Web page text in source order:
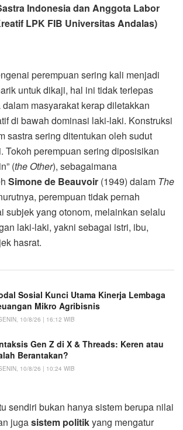
Indonesia dan Anggota Labor
LPK FIB Universitas Andalas)
perempuan sering kali menjadi
untuk dikaji, hal ini tidak terlepas
masyarakat kerap diletakkan
di bawah dominasi laki-laki. Konstruksi
sastra sering ditentukan oleh sudut
Tokoh perempuan sering diposisikan
(the Other), sebagaimana
Simone de Beauvoir (1949) dalam The
perempuan tidak pernah
subjek yang otonom, melainkan selalu
laki-laki, yakni sebagai istri, ibu,
hasrat.
Sosial Kunci Utama Kinerja Lembaga
Mikro Agribisnis
10/8/26 | 16:12 WIB
Gen Z di X & Threads: Keren atau
Berantakan?
10/8/26 | 10:24 WIB
sendiri bukan hanya sistem berupa nilai
jugasistem politikyang mengatur